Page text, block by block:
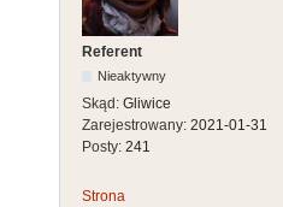
Referent
Nieaktywny
Skąd: Gliwice
Zarejestrowany: 2021-01-31
Posty: 241
Strona